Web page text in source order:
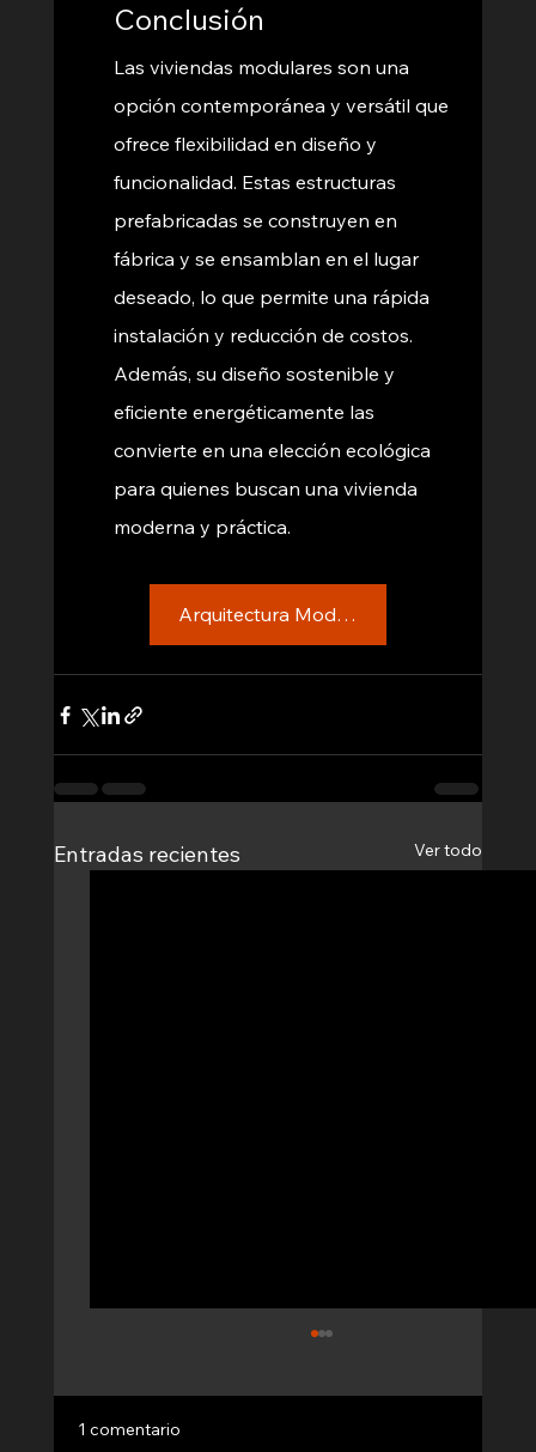
Conclusión
Las viviendas modulares son una
opción contemporánea y versátil que
ofrece flexibilidad en diseño y
funcionalidad. Estas estructuras
prefabricadas se construyen en
fábrica y se ensamblan en el lugar
deseado, lo que permite una rápida
instalación y reducción de costos.
Además, su diseño sostenible y
eficiente energéticamente las
convierte en una elección ecológica
para quienes buscan una vivienda
moderna y práctica.
Arquitectura Modular
Entradas recientes Ver todo
Rapidez en la construcción: La mayor parte
del trabajo se realiza en fábrica, lo que reduce
1 comentario